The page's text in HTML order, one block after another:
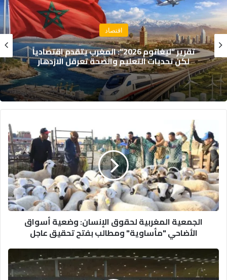
اقتصاد
تقرير: 38% من المغاربة يخصصون أكثر من 40%
من دخلهم لسداد القروض
المغربية
لحقوق
الإنسان:
وضعية
أسواق
الأضاحي
"مأساوية"
ومطالب
الجمعية المغربية لحقوق الإنسان: وضعية أسواق
الأضاحي "مأساوية" ومطالب بفتح تحقيق عاجل
المطارات
المغربية
تسجل